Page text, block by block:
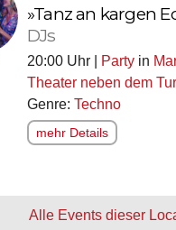
»Tanz an kargen
DJs
20:00 Uhr | Party in
Theater neben dem
Genre: Techno
mehr Details
Alle Events dieser